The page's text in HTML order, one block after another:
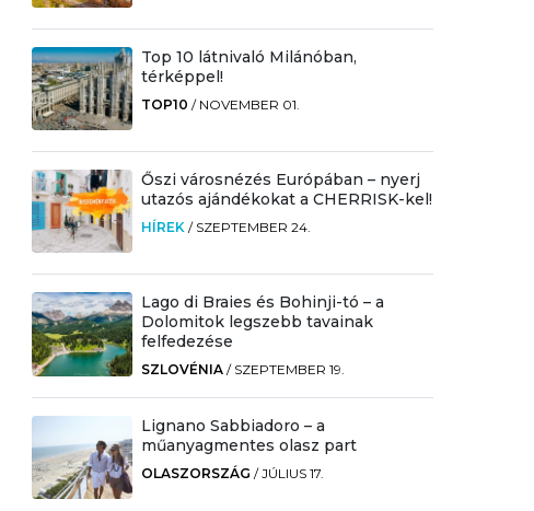
Top 10 látnivaló Milánóban,
térképpel!
TOP10 / NOVEMBER 01.
Őszi városnézés Európában – nyerj
utazós ajándékokat a CHERRISK-kel!
HÍREK / SZEPTEMBER 24.
Lago di Braies és Bohinji-tó – a
Dolomitok legszebb tavainak
felfedezése
SZLOVÉNIA / SZEPTEMBER 19.
Lignano Sabbiadoro – a
műanyagmentes olasz part
OLASZORSZÁG /JÚLIUS 17.